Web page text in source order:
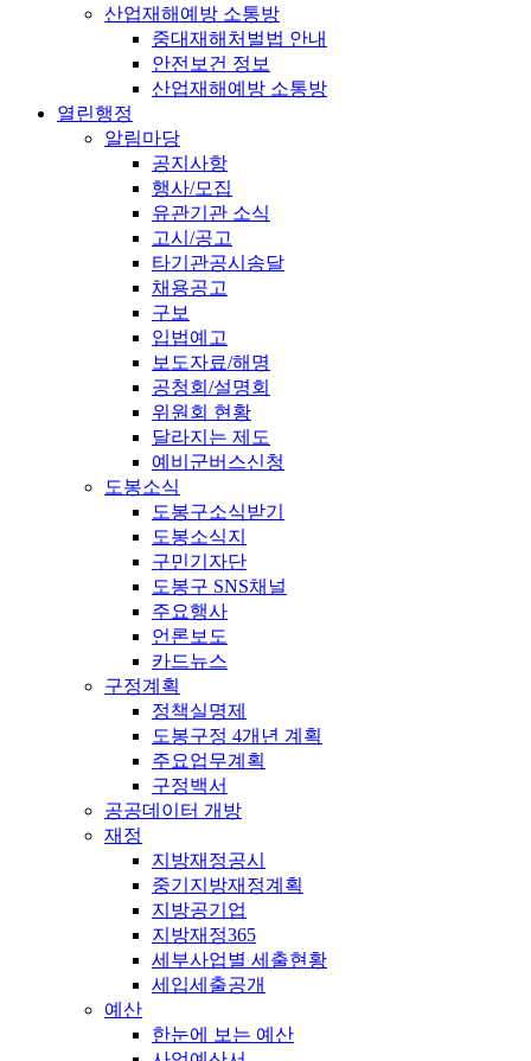
산업재해예방 소통방
중대재해처벌법 안내
안전보건 정보
산업재해예방 소통방
열린행정
알림마당
공지사항
행사/모집
유관기관 소식
고시/공고
타기관공시송달
채용공고
구보
입법예고
보도자료/해명
공청회/설명회
위원회 현황
달라지는 제도
예비군버스신청
도봉소식
도봉구소식받기
도봉소식지
구민기자단
도봉구 SNS채널
주요행사
언론보도
카드뉴스
구정계획
정책실명제
도봉구정 4개년 계획
주요업무계획
구정백서
공공데이터 개방
재정
지방재정공시
중기지방재정계획
지방공기업
지방재정365
세부사업별 세출현황
세입세출공개
예산
한눈에 보는 예산